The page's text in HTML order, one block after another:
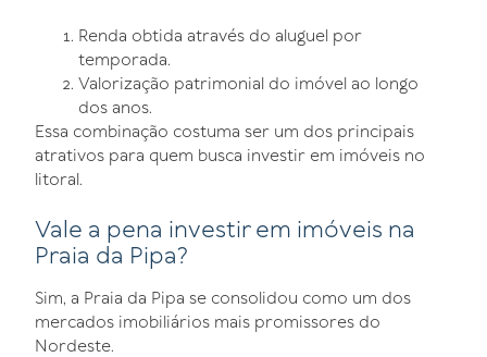
Renda obtida através do aluguel por
temporada.
Valorização patrimonial do imóvel ao longo
dos anos.
Essa combinação costuma ser um dos principais
atrativos para quem busca investir em imóveis no
litoral.
Vale a pena investir em imóveis na
Praia da Pipa?
Sim, a Praia da Pipa se consolidou como um dos
mercados imobiliários mais promissores do
Nordeste.